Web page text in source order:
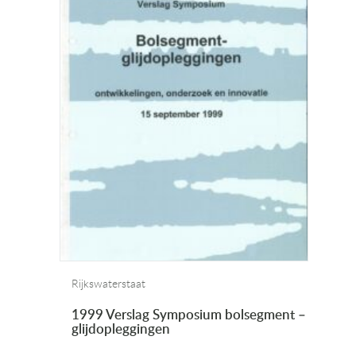
Rijkswaterstaat
1999 Verslag Symposium bolsegment –
glijdopleggingen